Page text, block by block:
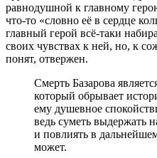
равнодушной к главному
что-то «словно её в сердце
главный герой всё-таки
своих чувствах к ней, но, к
понят, отвержен.
Смерть Базарова
который обрывает
ему душевное
ведь суметь выдержать
и повлиять в
может.